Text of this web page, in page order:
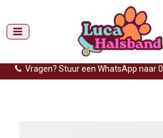
Gemiddelde levertijd: 3 tot 14
Gratis verzending (NL) vanaf €99,-
Vragen? Stuur een WhatsApp naar